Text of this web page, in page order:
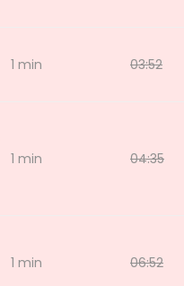
1 min 03:52
1 min 04:35
1 min 06:52